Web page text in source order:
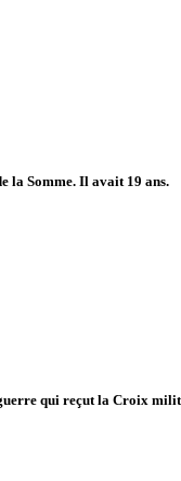
la Somme. Il avait 19 ans.
qui reçut la Croix